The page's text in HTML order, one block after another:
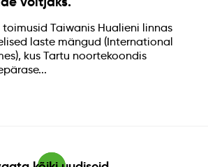
toimusid Taiwanis Hualieni linnas
laste mängud (International
kus Tartu noortekoondis